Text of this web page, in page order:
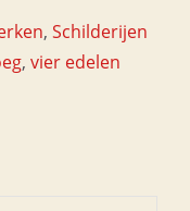
, Schilderijen
, vier edelen